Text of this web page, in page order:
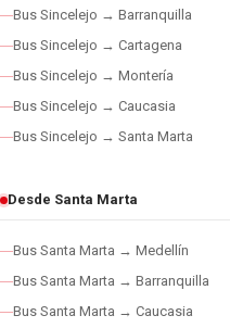
Bus Sincelejo → Barranquilla
Bus Sincelejo → Cartagena
Bus Sincelejo → Montería
Bus Sincelejo → Caucasia
Bus Sincelejo → Santa Marta
Desde Santa Marta
Bus Santa Marta → Medellín
Bus Santa Marta → Barranquilla
Bus Santa Marta → Caucasia